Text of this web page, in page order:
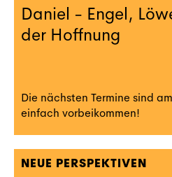
Daniel - Engel,
der Hoffnung
Die nächsten Termine sind
einfach vorbeikommen!
NEUE PERSPEKTIVEN